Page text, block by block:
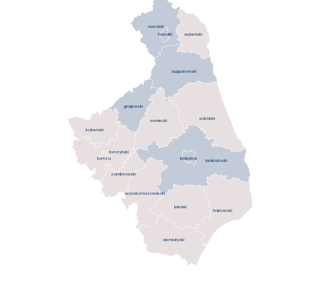
augustowski
białostocki
bielski
grajewski
hajnowski
kolneński
łomżyński
moniecki
sejneński
siemiatycki
sokólski
suwalski
wysokomazowiecki
zambrowski
Białystok
Łomża
Suwałki